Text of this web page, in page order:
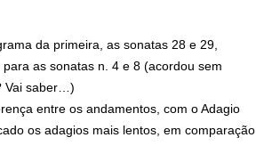
da primeira, as sonatas 28 e 29,
as sonatas n. 4 e 8 (acordou sem
Vai saber…)
entre os andamentos, com o Adagio
os adagios mais lentos, em comparação